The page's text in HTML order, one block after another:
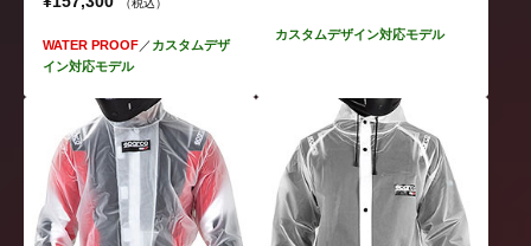
WATER PROOF ／カスタムデザ
イン対応モデル
カスタムデザイン対応モデル